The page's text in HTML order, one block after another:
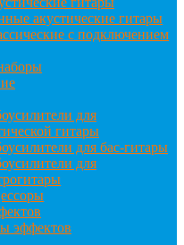
акустические гитары
с подключением
для
гитары
для бас-гитары
для
эффектов